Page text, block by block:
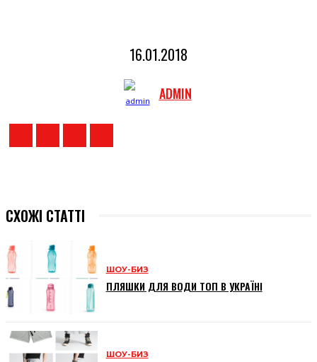
16.01.2018
ADMIN
СХОЖІ СТАТТІ
ШОУ-БИЗ
ПЛЯШКИ ДЛЯ ВОДИ ТОП В УКРАЇНІ
ШОУ-БИЗ